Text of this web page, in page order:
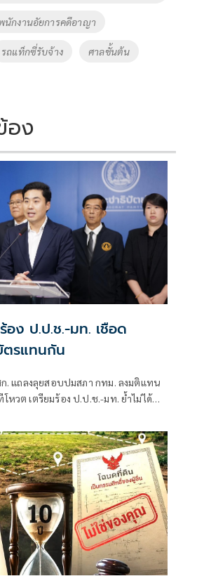
นักงานอัยการคดีอาญา
รถแท็กซี่รับจ้าง ศาลชั้นต้น
อง
ง ป.ป.ช.-มท. เชือด
รแทนกัน
. แถลงลุยสอบปมสภา กทม. ลงมติแทน
หวต เตรียมร้อง ป.ป.ช.-มท. ย้ำไม่ได้